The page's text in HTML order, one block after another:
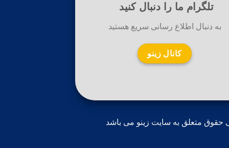
تلگرام ما را دنبال کنید
به دنبال اطلاع رسانی سریع هستید
کانال زینو
حقوق متعلق به سایت زینو می باشد